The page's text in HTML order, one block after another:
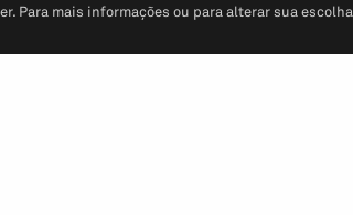
Para mais informações ou para alterar sua escolha